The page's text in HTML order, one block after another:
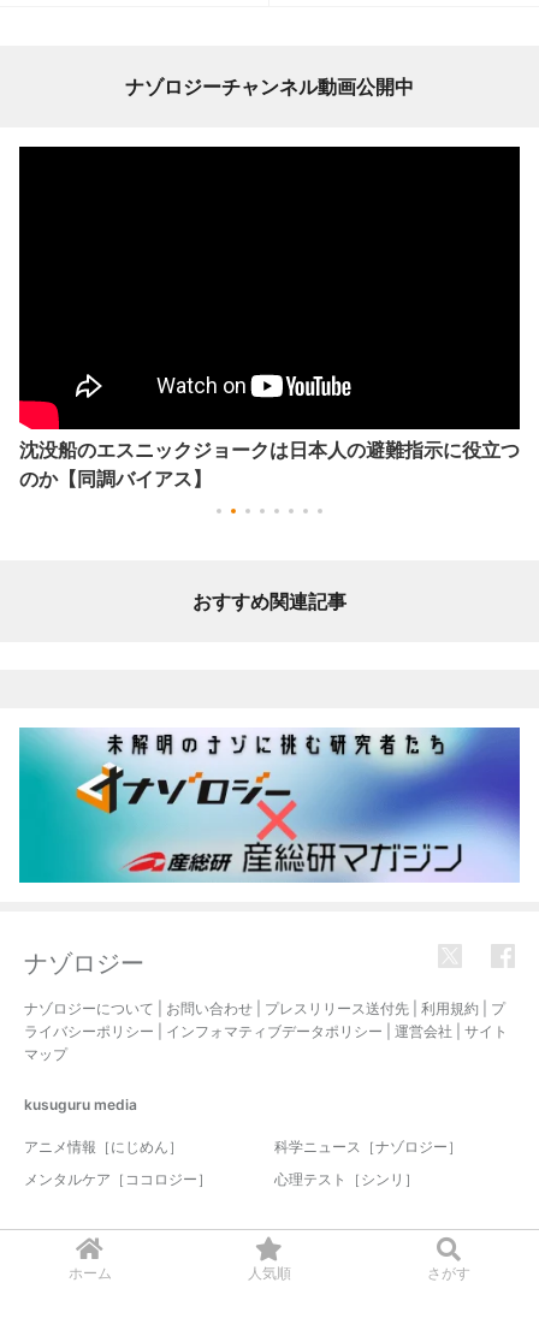
ホーム 人気順 さがす
ナゾロジーチャンネル動画公開中
沈没船のエスニックジョークは日本人の避難指示に役立つ
のか【同調バイアス】
おすすめ関連記事
ナゾロジー
ナゾロジーについて お問い合わせ プレスリリース送付先 利用規約
プ
ライバシーポリシー
インフォマティブデータポリシー 運営会社
サイト
マップ
kusuguru media
アニメ情報［にじめん］
科学ニュース［ナゾロジー］
メンタルケア［ココロジー］
心理テスト［シンリ］
© 2017-2026 nazology. all rights reserved.